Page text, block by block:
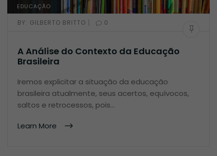
EDUCAÇÃO
BY: GILBERTO BRITTO | 0
A Análise do Contexto da Educação
Brasileira
Iremos explicitar a situação da educação
brasileira atualmente, seus acertos, equívocos,
saltos e retrocessos, pois…
Learn More